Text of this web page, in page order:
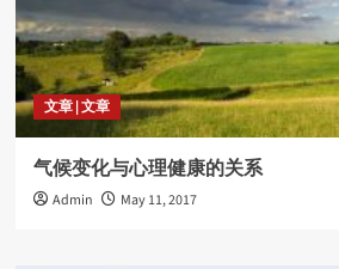
1
工作場所遭遇騷擾怎麼辦?
radio
自行離職可否申請失業金?
文章 | 文章
气候变化与心理健康的关系
Admin May 11, 2017